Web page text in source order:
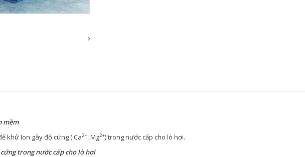
mềm
khử Ion gây độ cứng ( Ca2+, Mg2+) trong nước cấp cho lò hơi.
trong nước cấp cho lò hơi